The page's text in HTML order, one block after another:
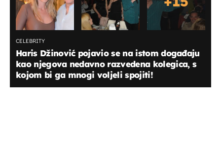
CELEBRITY
Haris Džinović pojavio se na istom događaju
kao njegova nedavno razvedena kolegica, s
kojom bi ga mnogi voljeli spojiti!